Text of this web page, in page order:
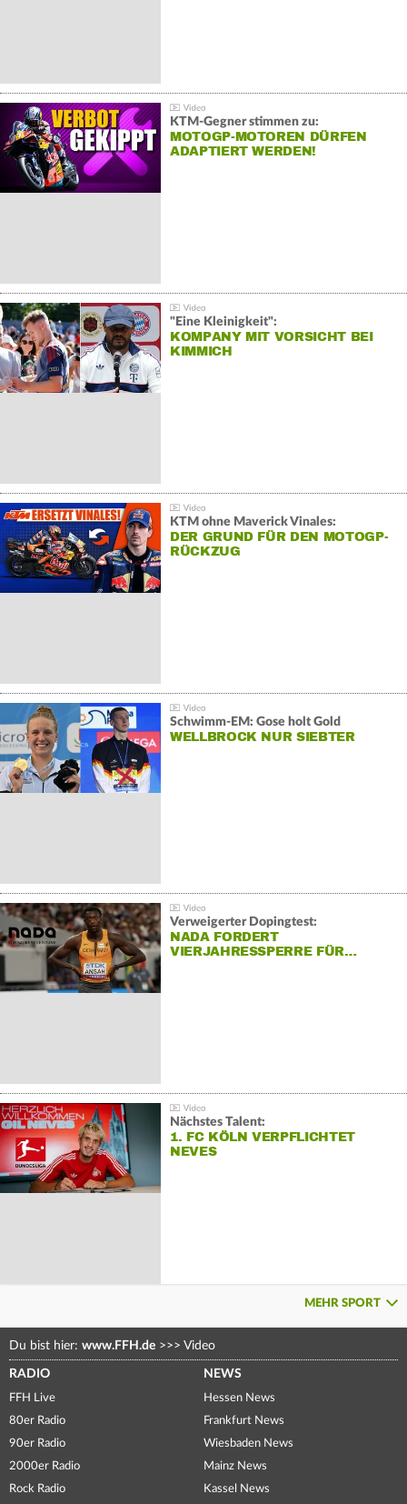
KTM-Gegner stimmen zu:
MOTOGP-MOTOREN DÜRFEN
ADAPTIERT WERDEN!
"Eine Kleinigkeit":
KOMPANY MIT VORSICHT BEI
KIMMICH
KTM ohne Maverick Vinales:
DER GRUND FÜR DEN MOTOGP-
RÜCKZUG
Schwimm-EM: Gose holt Gold
WELLBROCK NUR SIEBTER
Verweigerter Dopingtest:
NADA FORDERT
VIERJAHRESSPERRE FÜR…
Nächstes Talent:
1. FC KÖLN VERPFLICHTET
NEVES
MEHR SPORT
Du bist hier: www.FFH.de >>> Video
RADIO
FFH Live
80er Radio
90er Radio
2000er Radio
Rock Radio
NEWS
Hessen News
Frankfurt News
Wiesbaden News
Mainz News
Kassel News